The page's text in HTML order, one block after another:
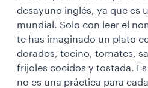
desayuno inglés, ya que es
mundial. Solo con leer el
te has imaginado un plato
dorados, tocino, tomates,
frijoles cocidos y tostada. Es
no es una práctica para